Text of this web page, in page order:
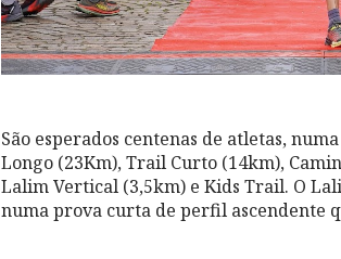
São esperados centenas de atletas,
Longo (23Km), Trail Curto (14km),
Lalim Vertical (3,5km) e Kids Trail. O
numa prova curta de perfil ascendente